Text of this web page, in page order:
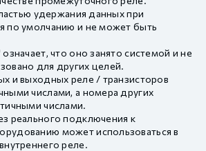
удержания данных при
по умолчанию и не может быть
что оно занято системой и не
для других целей.
и выходных реле / транзисторов
числами, а номера других
числами.
реального подключения к
может использоваться в
реле.